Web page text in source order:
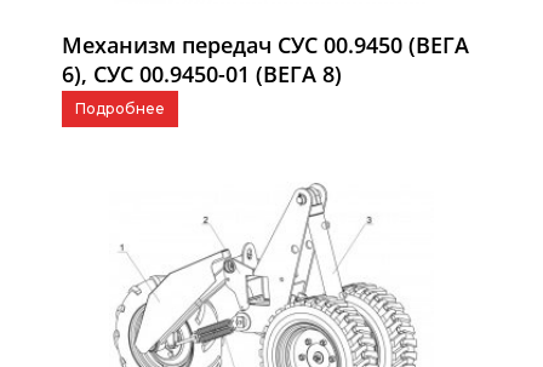
Механизм передач СУС 00.9450 (ВЕГА
6), СУС 00.9450-01 (ВЕГА 8)
Подробнее